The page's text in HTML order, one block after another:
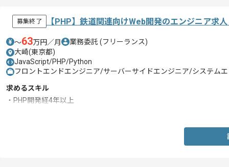
募集終了 【PHP】鉄道関連向けWeb開発のエンジニア求
〜63万円／月 業務委託 (フリーランス)
大崎(東京都)
JavaScript/PHP/Python
フロントエンドエンジニア/サーバーサイドエンジニア/システム
求めるスキル
・PHP開発経4年以上